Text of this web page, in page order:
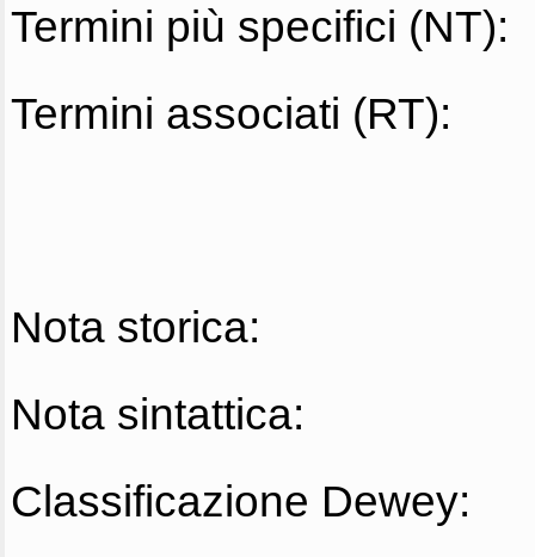
Termini più specifici (NT):
Termini associati (RT):
Nota storica:
Nota sintattica:
Classificazione Dewey: